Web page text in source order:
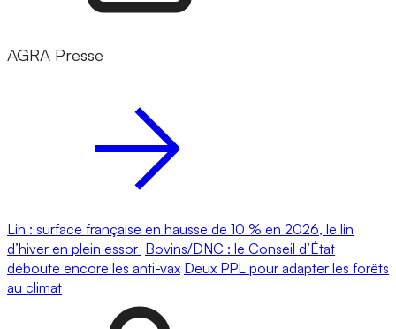
AGRA Presse
Lin : surface française en hausse de 10 % en 2026, le lin
d’hiver en plein essor Bovins/DNC : le Conseil d’État
déboute encore les anti-vax Deux PPL pour adapter les forêts
au climat